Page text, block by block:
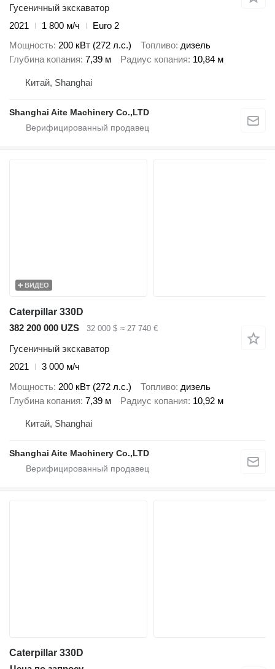
Гусеничный экскаватор
2021
1 800 м/ч
Euro 2
Мощность 200 кВт (272 л.с.) Топливо дизель
Глубина копания 7,39 м Радиус копания 10,84 м
Китай, Shanghai
Shanghai Aite Machinery Co.,LTD
ВИДЕО
Caterpillar 330D
382 200 000 UZS
32 000 $ ≈ 27 740 €
Гусеничный экскаватор
2021
3 000 м/ч
Мощность 200 кВт (272 л.с.) Топливо дизель
Глубина копания 7,39 м Радиус копания 10,92 м
Китай, Shanghai
Shanghai Aite Machinery Co.,LTD
Caterpillar 330D